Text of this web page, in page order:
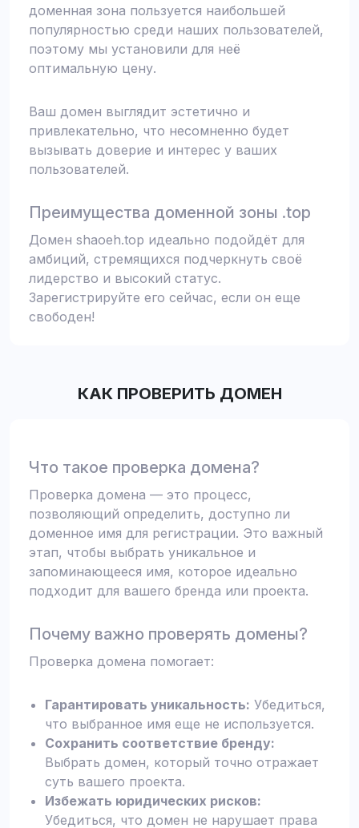
доменная зона пользуется наибольшей
популярностью среди наших пользователей,
поэтому мы установили для неё
оптимальную цену.
Ваш домен выглядит эстетично и
привлекательно, что несомненно будет
вызывать доверие и интерес у ваших
пользователей.
Преимущества доменной зоны .top
Домен shaoeh.top идеально подойдёт для
амбиций, стремящихся подчеркнуть своё
лидерство и высокий статус.
Зарегистрируйте его сейчас, если он еще
свободен!
КАК ПРОВЕРИТЬ ДОМЕН
Что такое проверка домена?
Проверка домена — это процесс,
позволяющий определить, доступно ли
доменное имя для регистрации. Это важный
этап, чтобы выбрать уникальное и
запоминающееся имя, которое идеально
подходит для вашего бренда или проекта.
Почему важно проверять домены?
Проверка домена помогает:
Гарантировать уникальность: Убедиться,
что выбранное имя еще не используется.
Сохранить соответствие бренду:
Выбрать домен, который точно отражает
суть вашего проекта.
Избежать юридических рисков:
Убедиться, что домен не нарушает права